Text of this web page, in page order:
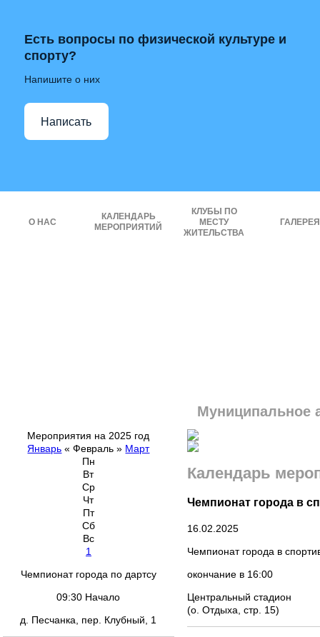
Есть вопросы по физической культуре и
спорту?
Напишите о них
Написать
О НАС
КАЛЕНДАРЬ
МЕРОПРИЯТИЙ
КЛУБЫ ПО
МЕСТУ
ЖИТЕЛЬСТВА
ГАЛЕРЕЯ
Муниципальное
Мероприятия на 2025 год
Январь «Февраль » Март
Пн
Вт
Ср
Чт
Пт
Сб
Вс
1
Чемпионат города по дартсу
09:30 Начало
д. Песчанка, пер. Клубный, 1
Календарь
Чемпионат города в
16.02.2025
Чемпионат города в
окончание в 16:00
Центральный стадион
(о. Отдыха, стр. 15)